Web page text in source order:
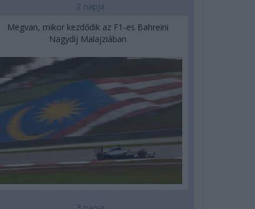
2 napja
Megvan, mikor kezdődik az F1-es Bahreini
Nagydíj Malajziában